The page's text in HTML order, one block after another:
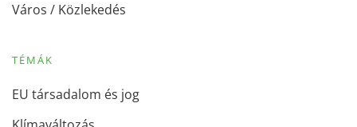
Város / Közlekedés
TÉMÁK
EU társadalom és jog